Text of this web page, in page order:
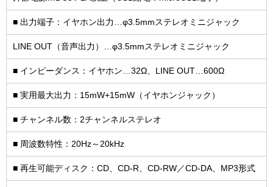
■ 出力端子：イヤホン出力…φ3.5mmステレオミニジャック
LINE OUT（音声出力）…φ3.5mmステレオミニジャック
■ インピーダンス：イヤホン…32Ω、LINE OUT…600Ω
■ 実用最大出力：15mW+15mW（イヤホンジャック）
■ チャンネル数：2チャンネルステレオ
■ 周波数特性：20Hz～20kHz
■ 再生可能ディスク：CD、CD-R、CD-RW／CD-DA、MP3形式